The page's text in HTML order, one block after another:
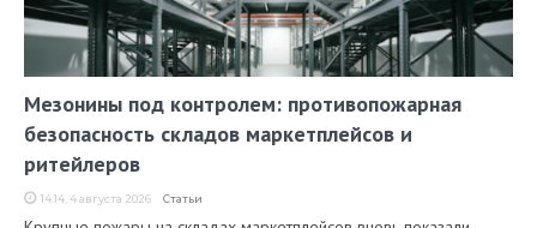
Мезонины под контролем: противопожарная
безопасность складов маркетплейсов и
ритейлеров
14:14, 4 августа 2026 Статьи